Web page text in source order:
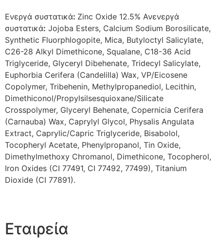
Ενεργά συστατικά: Zinc Oxide 12.5% Ανενεργά
συστατικά: Jojoba Esters, Calcium Sodium Borosilicate,
Synthetic Fluorphlogopite, Mica, Butyloctyl Salicylate,
C26-28 Alkyl Dimethicone, Squalane, C18-36 Acid
Triglyceride, Glyceryl Dibehenate, Tridecyl Salicylate,
Euphorbia Cerifera (Candelilla) Wax, VP/Eicosene
Copolymer, Tribehenin, Methylpropanediol, Lecithin,
Dimethiconol/Propylsilsesquioxane/Silicate
Crosspolymer, Glyceryl Behenate, Copernicia Cerifera
(Carnauba) Wax, Caprylyl Glycol, Physalis Angulata
Extract, Caprylic/Capric Triglyceride, Bisabolol,
Tocopheryl Acetate, Phenylpropanol, Tin Oxide,
Dimethylmethoxy Chromanol, Dimethicone, Tocopherol,
Iron Oxides (CI 77491, CI 77492, 77499), Titanium
Dioxide (CI 77891).
Εταιρεία